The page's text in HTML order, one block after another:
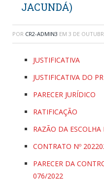
JACUNDÁ)
POR CR2-ADMIN3 EM 3 DE
JUSTIFICATIVA
JUSTIFICATIVA DO
PARECER JURÍDICO
RATIFICAÇÃO
RAZÃO DA
CONTRATO Nº
PARECER DA
076/2022